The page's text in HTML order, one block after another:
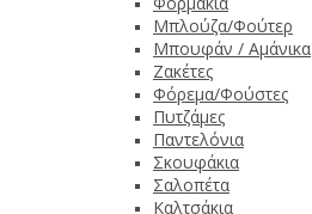
Μπλούζα/Φούτερ
Μπουφάν / Αμάνικα
Ζακέτες
Φόρεμα/Φούστες
Πυτζάμες
Παντελόνια
Σκουφάκια
Σαλοπέτα
Καλτσάκια